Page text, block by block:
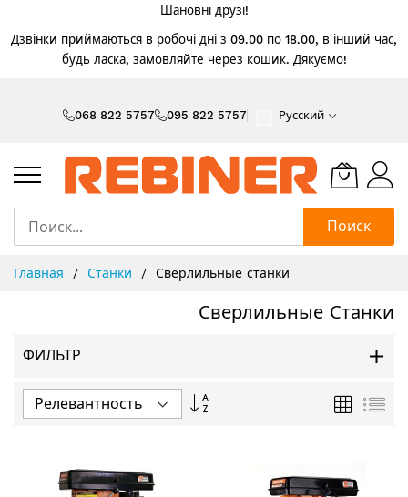
Шановні друзі!
Дзвінки приймаються в робочі дні з 09.00 по 18.00, в інший час,
будь ласка, замовляйте через кошик. Дякуємо!
068 822 5757 095 822 5757 Русский
Поиск
Главная Станки Сверлильные станки
Сверлильные Станки
ФИЛЬТР
Задать
Сетка